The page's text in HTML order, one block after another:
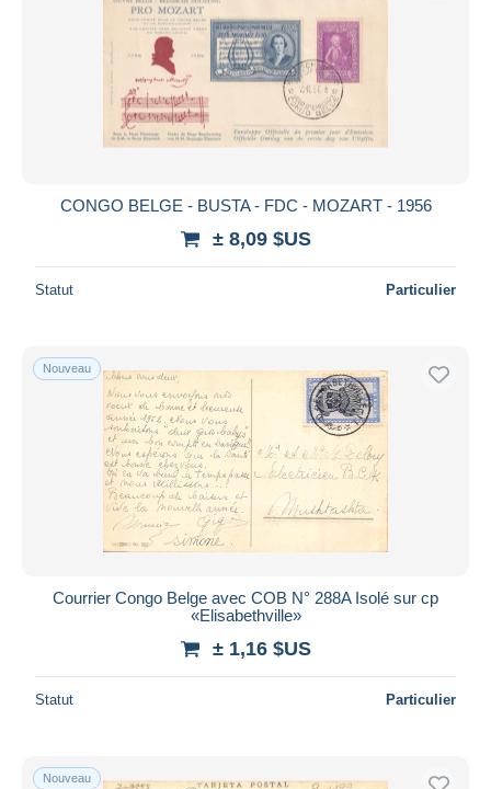
CONGO BELGE - BUSTA - FDC - MOZART - 1956
± 8,09 $US
Statut Particulier
Nouveau
Courrier Congo Belge avec COB N° 288A Isolé sur cp
«Elisabethville»
± 1,16 $US
Statut Particulier
Nouveau